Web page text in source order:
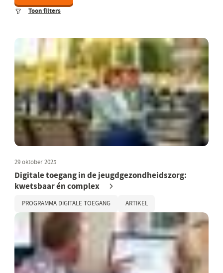
Toon filters
29 oktober 2025
Digitale toegang in de jeugdgezondheidszorg:
kwetsbaar én complex
PROGRAMMA DIGITALE TOEGANG ARTIKEL